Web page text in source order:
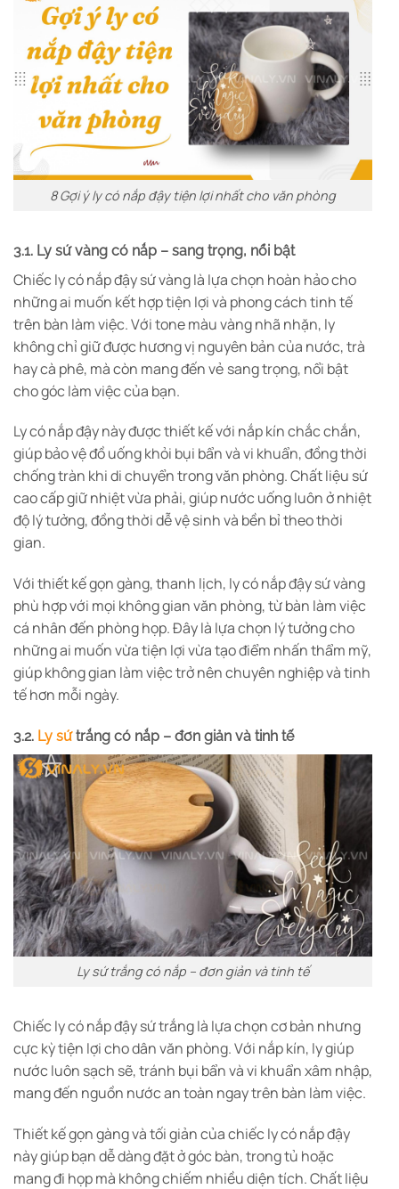
8 Gợi ý ly có nắp đậy tiện lợi nhất cho văn phòng
3.1. Ly sứ vàng có nắp – sang trọng, nổi bật
Chiếc ly có nắp đậy sứ vàng là lựa chọn hoàn hảo cho
những ai muốn kết hợp tiện lợi và phong cách tinh tế
trên bàn làm việc. Với tone màu vàng nhã nhặn, ly
không chỉ giữ được hương vị nguyên bản của nước, trà
hay cà phê, mà còn mang đến vẻ sang trọng, nổi bật
cho góc làm việc của bạn.
Ly có nắp đậy này được thiết kế với nắp kín chắc chắn,
giúp bảo vệ đồ uống khỏi bụi bẩn và vi khuẩn, đồng thời
chống tràn khi di chuyển trong văn phòng. Chất liệu sứ
cao cấp giữ nhiệt vừa phải, giúp nước uống luôn ở nhiệt
độ lý tưởng, đồng thời dễ vệ sinh và bền bỉ theo thời
gian.
Với thiết kế gọn gàng, thanh lịch, ly có nắp đậy sứ vàng
phù hợp với mọi không gian văn phòng, từ bàn làm việc
cá nhân đến phòng họp. Đây là lựa chọn lý tưởng cho
những ai muốn vừa tiện lợi vừa tạo điểm nhấn thẩm mỹ,
giúp không gian làm việc trở nên chuyên nghiệp và tinh
tế hơn mỗi ngày.
3.2. Ly sứtrắng có nắp – đơn giản và tinh tế
Ly sứ trắng có nắp – đơn giản và tinh tế
Chiếc ly có nắp đậy sứ trắng là lựa chọn cơ bản nhưng
cực kỳ tiện lợi cho dân văn phòng. Với nắp kín, ly giúp
nước luôn sạch sẽ, tránh bụi bẩn và vi khuẩn xâm nhập,
mang đến nguồn nước an toàn ngay trên bàn làm việc.
Thiết kế gọn gàng và tối giản của chiếc ly có nắp đậy
này giúp bạn dễ dàng đặt ở góc bàn, trong tủ hoặc
mang đi họp mà không chiếm nhiều diện tích. Chất liệu